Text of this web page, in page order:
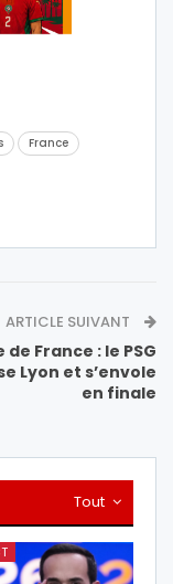
France
ARTICLE SUIVANT
de France : le PSG
Lyon et s’envole
en finale
Tout